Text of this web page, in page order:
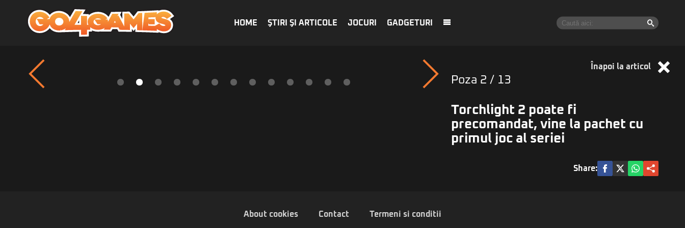
HOME ŞTIRI ŞI ARTICOLE JOCURI GADGETURI
Înapoi la articol
Poza 2 / 13
Torchlight 2 poate fi
precomandat, vine la pachet cu
primul joc al seriei
Share:
About cookies Contact Termeni si conditii